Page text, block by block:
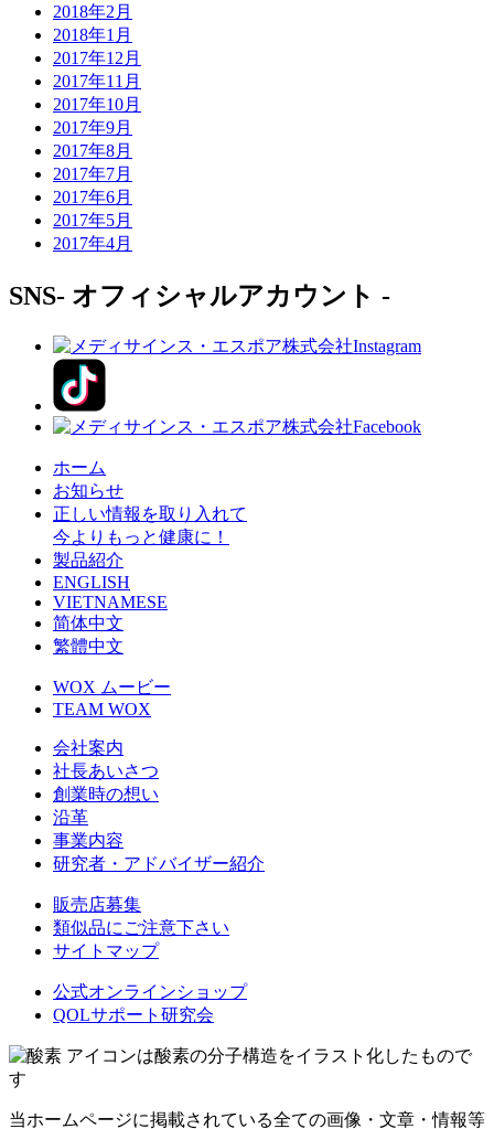
2018年2月
2018年1月
2017年12月
2017年11月
2017年10月
2017年9月
2017年8月
2017年7月
2017年6月
2017年5月
2017年4月
SNS- オフィシャルアカウント -
ホーム
お知らせ
正しい情報を取り入れて
今よりもっと健康に！
製品紹介
ENGLISH
VIETNAMESE
简体中文
繁體中文
WOX ムービー
TEAM WOX
会社案内
社長あいさつ
創業時の想い
沿革
事業内容
研究者・アドバイザー紹介
販売店募集
類似品にご注意下さい
サイトマップ
公式オンラインショップ
QOLサポート研究会
アイコンは酸素の分子構造をイラスト化したもので
す
当ホームページに掲載されている全ての画像・文章・情報等